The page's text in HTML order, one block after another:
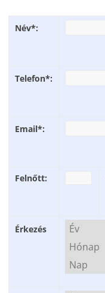
Név*:
Telefon*:
Email*:
Felnőtt:
Érkezés